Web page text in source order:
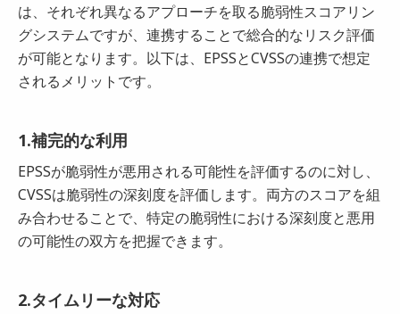
は、それぞれ異なるアプローチを取る脆弱性スコアリン
グシステムですが、連携することで総合的なリスク評価
が可能となります。以下は、EPSSとCVSSの連携で想定
されるメリットです。
1.補完的な利用
EPSSが脆弱性が悪用される可能性を評価するのに対し、
CVSSは脆弱性の深刻度を評価します。両方のスコアを組
み合わせることで、特定の脆弱性における深刻度と悪用
の可能性の双方を把握できます。
2.タイムリーな対応